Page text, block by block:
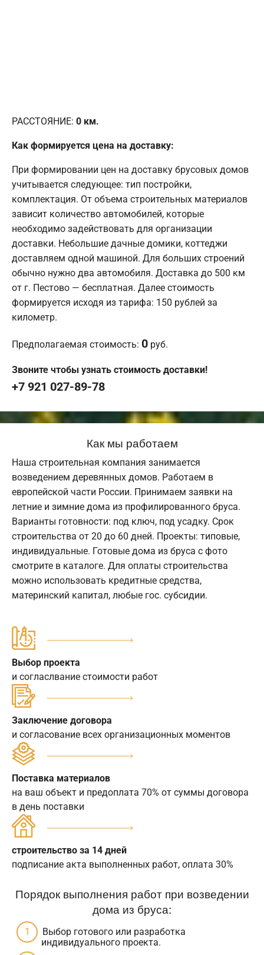
РАССТОЯНИЕ: 0 км.
Как формируется цена на доставку:
При формировании цен на доставку брусовых домов
учитывается следующее: тип постройки,
комплектация. От объема строительных материалов
зависит количество автомобилей, которые
необходимо задействовать для организации
доставки. Небольшие дачные домики, коттеджи
доставляем одной машиной. Для больших строений
обычно нужно два автомобиля. Доставка до 500 км
от г. Пестово — бесплатная. Далее стоимость
формируется исходя из тарифа: 150 рублей за
километр.
Предполагаемая стоимость: 0 руб.
Звоните чтобы узнать стоимость доставки!
+7 921 027-89-78
Как мы работаем
Наша строительная компания занимается
возведением деревянных домов. Работаем в
европейской части России. Принимаем заявки на
летние и зимние дома из профилированного бруса.
Варианты готовности: под ключ, под усадку. Срок
строительства от 20 до 60 дней. Проекты: типовые,
индивидуальные. Готовые дома из бруса с фото
смотрите в каталоге. Для оплаты строительства
можно использовать кредитные средства,
материнский капитал, любые гос. субсидии.
Выбор проекта
и согласлвание стоимости работ
Заключение договора
и согласование всех организационных моментов
Поставка материалов
на ваш объект и предоплата 70% от суммы договора
в день поставки
строительство за 14 дней
подписание акта выполненных работ, оплата 30%
Порядок выполнения работ при возведении
дома из бруса:
Выбор готового или разработка
индивидуального проекта.